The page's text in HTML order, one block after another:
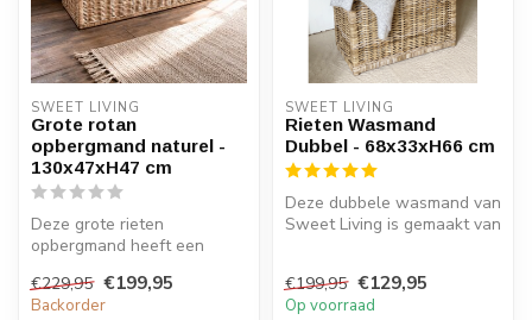
SWEET LIVING
Grote rotan
opbergmand naturel -
130x47xH47 cm
Deze grote rieten
opbergmand heeft een
rieten mand ...
€229,95 €199,95
Backorder
SWEET LIVING
Rieten Wasmand
Dubbel - 68x33xH66 cm
Deze dubbele wasmand van
Sweet Living is gemaakt van
€199,95 €129,95
Op voorraad